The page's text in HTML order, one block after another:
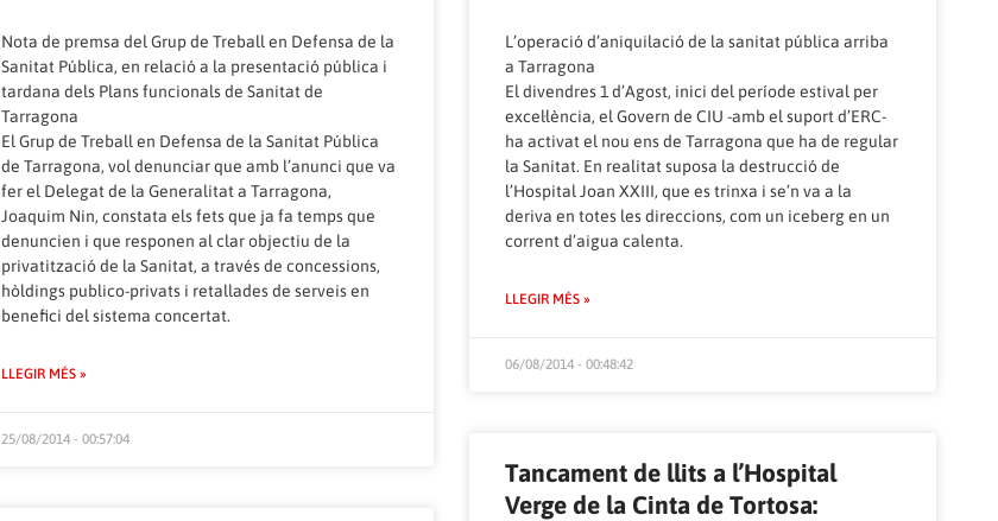
Nota de premsa del Grup de Treball en Defensa de la
Sanitat Pública, en relació a la presentació pública i
tardana dels Plans funcionals de Sanitat de
Tarragona
El Grup de Treball en Defensa de la Sanitat Pública
de Tarragona, vol denunciar que amb l’anunci que va
fer el Delegat de la Generalitat a Tarragona,
Joaquim Nin, constata els fets que ja fa temps que
denuncien i que responen al clar objectiu de la
privatització de la Sanitat, a través de concessions,
hòldings publico-privats i retallades de serveis en
benefici del sistema concertat.
LLEGIR MÉS »
25/08/2014 - 00:57:04
L’operació d’aniquilació de la sanitat pública arriba
a Tarragona
El divendres 1 d’Agost, inici del període estival per
excel·lència, el Govern de CIU -amb el suport d’ERC-
ha activat el nou ens de Tarragona que ha de regular
la Sanitat. En realitat suposa la destrucció de
l’Hospital Joan XXIII, que es trinxa i se’n va a la
deriva en totes les direccions, com un iceberg en un
corrent d’aigua calenta.
LLEGIR MÉS »
06/08/2014 - 00:48:42
Tancament de llits a l’Hospital
Verge de la Cinta de Tortosa: